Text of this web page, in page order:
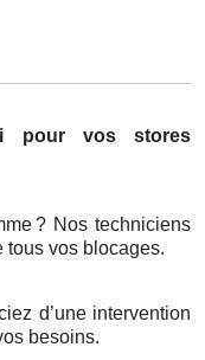
pour vos stores
? Nos techniciens
tous vos blocages.
d’une intervention
besoins.